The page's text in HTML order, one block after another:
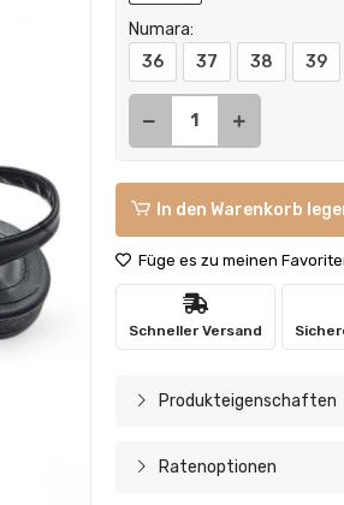
Numara:
36
37 38 39
In den Warenkorb
Füge es zu meinen
Schneller Versand
Produkteigenschaften
Ratenoptionen